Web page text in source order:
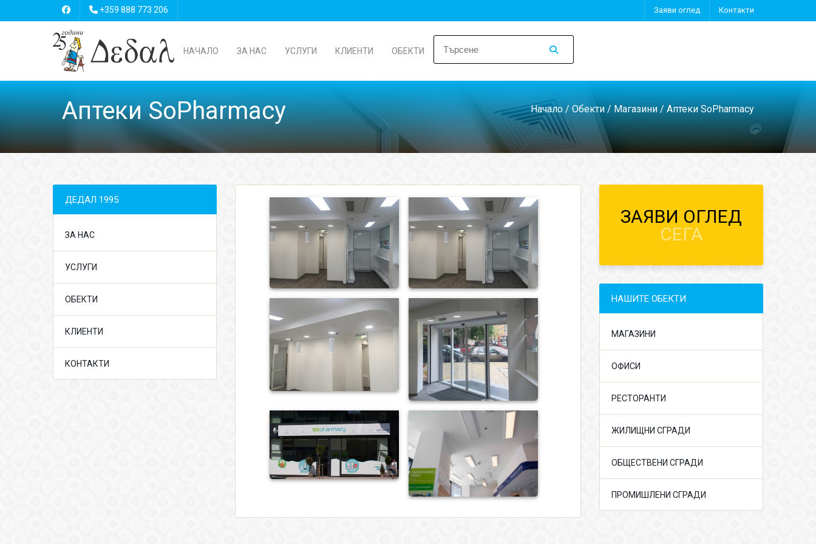
+359 888 773 206 Заяви оглед Контакти
НАЧАЛО ЗА НАС УСЛУГИ КЛИЕНТИ ОБЕКТИ
Аптеки SoPharmacy Начало / Обекти/ Магазини / Аптеки SoPharmacy
ДЕДАЛ 1995
ЗА НАС
УСЛУГИ
ОБЕКТИ
КЛИЕНТИ
КОНТАКТИ
ЗАЯВИ ОГЛЕД
СЕГА
НАШИТЕ ОБЕКТИ
МАГАЗИНИ
ОФИСИ
РЕСТОРАНТИ
ЖИЛИЩНИ СГРАДИ
ОБЩЕСТВЕНИ СГРАДИ
ПРОМИШЛЕНИ СГРАДИ